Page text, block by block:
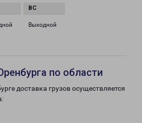
Выходной
по области
доставка грузов осуществляется